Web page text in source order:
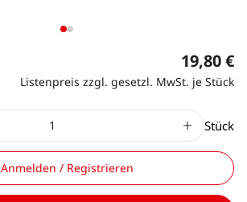
19,80 €
Listenpreis zzgl. gesetzl. MwSt. je Stück
Stück
Anmelden / Registrieren